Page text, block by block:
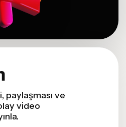
paylaşması ve
video